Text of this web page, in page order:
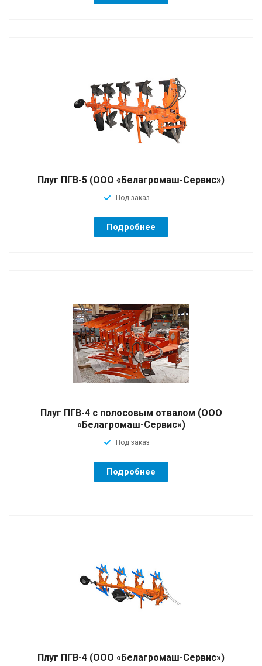
Плуг ПГВ-5 (ООО «Белагромаш-Сервис»)
Под заказ
Подробнее
Плуг ПГВ-4 с полосовым отвалом (ООО
«Белагромаш-Сервис»)
Под заказ
Подробнее
Плуг ПГВ-4 (ООО «Белагромаш-Сервис»)